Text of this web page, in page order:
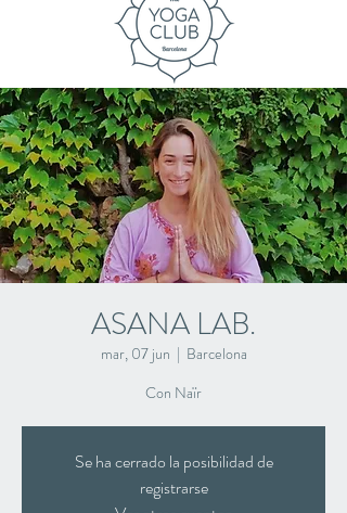
ASANA LAB.
mar, 07 jun
  |
Barcelona
Con Naïr
Se ha cerrado la posibilidad de
registrarse